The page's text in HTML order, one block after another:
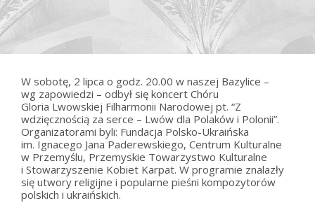
W sobotę, 2 lipca o godz. 20.00 w naszej Bazylice –
wg zapowiedzi – odbył się koncert Chóru
Gloria Lwowskiej Filharmonii Narodowej pt. “Z
wdzięcznością za serce – Lwów dla Polaków i Polonii”.
Organizatorami byli: Fundacja Polsko-Ukraińska
im. Ignacego Jana Paderewskiego, Centrum Kulturalne
w Przemyślu, Przemyskie Towarzystwo Kulturalne
i Stowarzyszenie Kobiet Karpat. W programie znalazły
się utwory religijne i popularne pieśni kompozytorów
polskich i ukraińskich.